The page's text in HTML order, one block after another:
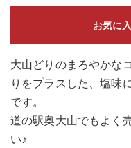
お気に
大山どりのまろやかな
りをプラスした、塩味
です。
道の駅奥大山でもよく
い♪